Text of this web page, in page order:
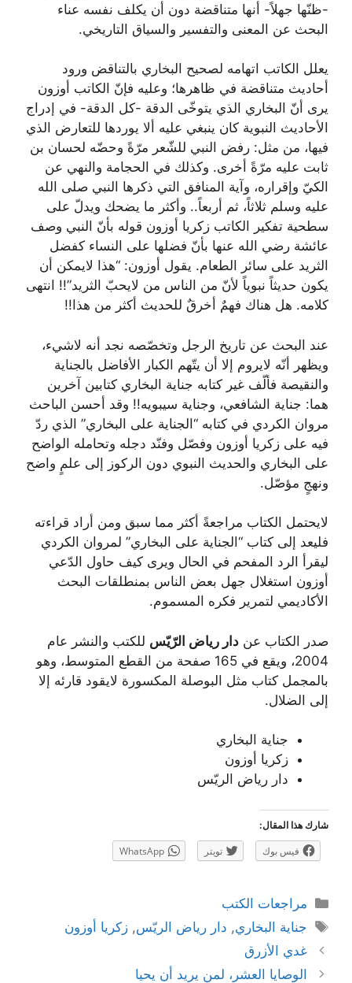
-ظنّها جهلاً- أنها متناقضة دون أن يكلف نفسه عناء
البحث عن المعنى والتفسير والسياق التاريخي.
يعلل الكاتب اتهامه لصحيح البخاري بالتناقض ورود
أحاديث متناقضة في ظاهرها؛ وعليه فإنّ الكاتب أوزون
يرى أنّ البخاري الذي يتوخّى الدقة -كل الدقة- في إدراج
الأحاديث النبوية كان ينبغي عليه ألا يوردها للتعارض الذي
فيها، من مثل: رفض النبي للشّعر مرّةً وحضّه لحسان بن
ثابت عليه مرّةً أخرى. وكذلك في الحجامة والنهي عن
الكيّ وإقراره، وآية المنافق التي ذكرها النبي صلى الله
عليه وسلم ثلاثاً، ثم أربعاً.. وأكثر ما يضحك ويدلّ على
سطحية تفكير الكاتب زكريا أوزون قوله بأنّ النبي وصف
عائشة رضي الله عنها بأنّ فضلها على النساء كفضل
الثريد على سائر الطعام. يقول أوزون: “هذا لايمكن أن
يكون حديثاً نبوياً لأنّ من الناس من لايحبّ الثريد”!! انتهى
كلامه. هل هناك فهمٌ أخرقٌ للحديث أكثر من هذا!!
عند البحث عن تاريخ الرجل وتخصّصه نجد أنه لاشيء،
ويظهر أنّه لايروم إلا أن يتّهم الكبار الأفاضل بالجناية
والنقيصة فألّف غير كتابه جناية البخاري كتابين آخرين
هما: جناية الشافعي، وجناية سيبويه!! وقد أحسن الباحث
مروان الكردي في كتابه “الجناية على البخاري” الذي ردّ
فيه على زكريا أوزون وفصّل وفنّد دجله وتحامله الواضح
على البخاري والحديث النبوي دون الركوز إلى علمٍ واضح
ونهجٍ مؤصّل.
لايحتمل الكتاب مراجعةً أكثر مما سبق ومن أراد قراءته
فليعد إلى كتاب “الجناية على البخاري” لمروان الكردي
ليقرأ الرد المفحم في الحال ويرى كيف حاول الدّعي
أوزون استغلال جهل بعض الناس بمنطلقات البحث
الأكاديمي لتمرير فكره المسموم.
صدر الكتاب عن دار رياض الرّيّس للكتب والنشر عام
2004، ويقع في 165 صفحة من القطع المتوسط، وهو
بالمجمل كتاب مثل البوصلة المكسورة لايقود قارئه إلا
إلى الضلال.
جناية البخاري
زكريا أوزون
دار رياض الريّس
شارك هذا المقال:
فيس بوك تويتر WhatsApp
التصنيفات
مراجعات الكتب
الوسوم
جناية البخاري, دار رياض الريّس,زكريا أوزون
تصفّح
المقالات
غدي الأزرق
الوصايا العشر، لمن يريد أن يحيا